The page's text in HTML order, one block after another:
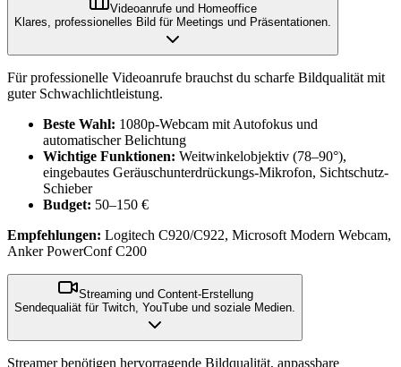
Videoanrufe und Homeoffice
Klares, professionelles Bild für Meetings und Präsentationen.
Für professionelle Videoanrufe brauchst du scharfe Bildqualität mit
guter Schwachlichtleistung.
Beste Wahl: 1080p-Webcam mit Autofokus und
automatischer Belichtung
Wichtige Funktionen: Weitwinkelobjektiv (78–90°),
eingebautes Geräuschunterdrückungs-Mikrofon, Sichtschutz-
Schieber
Budget: 50–150 €
Empfehlungen: Logitech C920/C922, Microsoft Modern Webcam,
Anker PowerConf C200
Streaming und Content-Erstellung
Sendequaliät für Twitch, YouTube und soziale Medien.
Streamer benötigen hervorragende Bildqualität, anpassbare